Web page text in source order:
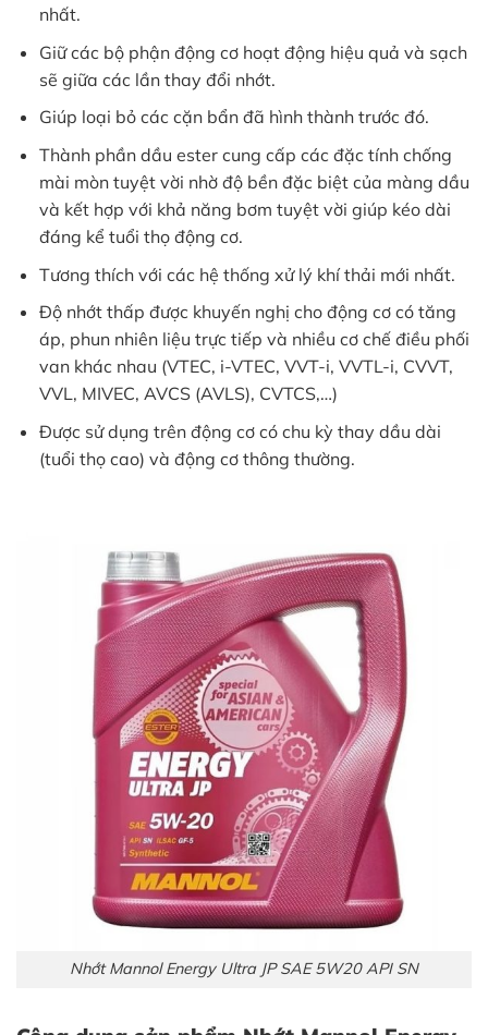
nhất.
Giữ các bộ phận động cơ hoạt động hiệu quả và sạch
sẽ giữa các lần thay đổi nhớt.
Giúp loại bỏ các cặn bẩn đã hình thành trước đó.
Thành phần dầu ester cung cấp các đặc tính chống
mài mòn tuyệt vời nhờ độ bền đặc biệt của màng dầu
và kết hợp với khả năng bơm tuyệt vời giúp kéo dài
đáng kể tuổi thọ động cơ.
Tương thích với các hệ thống xử lý khí thải mới nhất.
Độ nhớt thấp được khuyến nghị cho động cơ có tăng
áp, phun nhiên liệu trực tiếp và nhiều cơ chế điều phối
van khác nhau (VTEC, i-VTEC, VVT-i, VVTL-i, CVVT,
VVL, MIVEC, AVCS (AVLS), CVTCS,…)
Được sử dụng trên động cơ có chu kỳ thay dầu dài
(tuổi thọ cao) và động cơ thông thường.
Nhớt Mannol Energy Ultra JP SAE 5W20 API SN